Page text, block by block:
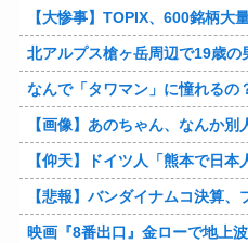
【大惨事】TOPIX、600銘柄大
北アルプス槍ヶ岳周辺で19歳の男子大学生が遭難 単独で1
なんで「タワマン」に憧れるの
【画像】あのちゃん、なんか別
【仰天】ドイツ人「熊本で日本人の底力を見た…!」熊本で生まれて初めて震度7
【悲報】バンダイナムコ決算
映画『8番出口』金ローで地上波初放送 二宮和也